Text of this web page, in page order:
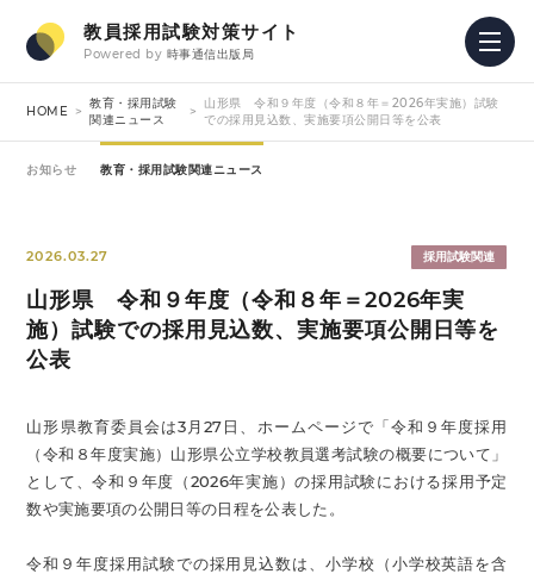
教員採用試験対策サイト
Powered by 時事通信出版局
HOME
教育・採用試験
関連ニュース
山形県 令和９年度（令和８年＝2026年実施）試験
での採用見込数、実施要項公開日等を公表
お知らせ 教育・採用試験関連ニュース
2026.03.27 採用試験関連
山形県 令和９年度（令和８年＝2026年実
施）試験での採用見込数、実施要項公開日等を
公表
山形県教育委員会は3月27日、ホームページで「令和９年度採用
（令和８年度実施）山形県公立学校教員選考試験の概要について」
として、令和９年度（2026年実施）の採用試験における採用予定
数や実施要項の公開日等の日程を公表した。
令和９年度採用試験での採用見込数は、小学校（小学校英語を含